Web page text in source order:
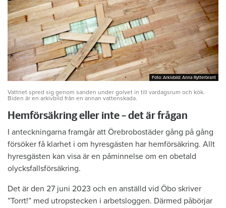
Foto: Arkivbild: Anna Rytterbrant
Foto: Arkivbild: Anna Rytterbrant
Vattnet spred sig genom sanden under golvet in till vardagsrum och kök.
Biden är en arkivbild från en annan vattenskada.
Hemförsäkring eller inte – det är frågan
I anteckningarna framgår att Örebrobostäder gång på gång
försöker få klarhet i om hyresgästen har hemförsäkring. Allt
hyresgästen kan visa är en påminnelse om en obetald
olycksfallsförsäkring.
Det är den 27 juni 2023 och en anställd vid Öbo skriver
”Torrt!” med utropstecken i arbetsloggen. Därmed påbörjar